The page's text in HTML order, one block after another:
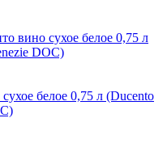
белое 0,75 л (Ducento